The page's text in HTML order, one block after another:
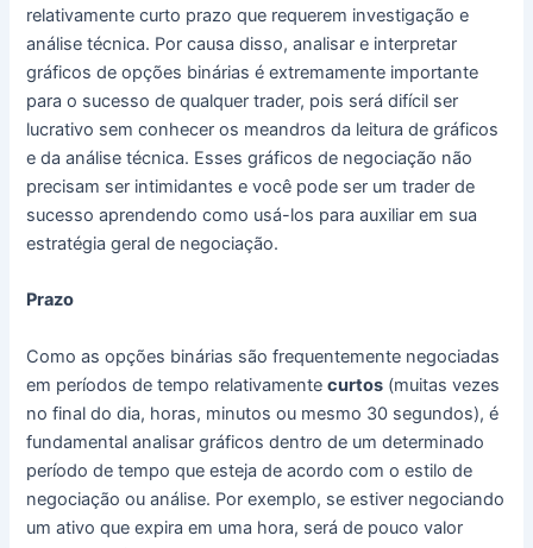
relativamente curto prazo que requerem investigação e
análise técnica. Por causa disso, analisar e interpretar
gráficos de opções binárias é extremamente importante
para o sucesso de qualquer trader, pois será difícil ser
lucrativo sem conhecer os meandros da leitura de gráficos
e da análise técnica. Esses gráficos de negociação não
precisam ser intimidantes e você pode ser um trader de
sucesso aprendendo como usá-los para auxiliar em sua
estratégia geral de negociação.
Prazo
Como as opções binárias são frequentemente negociadas
em períodos de tempo relativamentecurtos (muitas vezes
no final do dia, horas, minutos ou mesmo 30 segundos), é
fundamental analisar gráficos dentro de um determinado
período de tempo que esteja de acordo com o estilo de
negociação ou análise. Por exemplo, se estiver negociando
um ativo que expira em uma hora, será de pouco valor